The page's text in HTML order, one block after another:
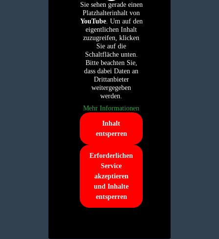
Sie sehen gerade einen
Platzhalterinhalt von
YouTube. Um auf den
eigentlichen Inhalt
zuzugreifen, klicken
Sie auf die
Schaltfläche unten.
Bitte beachten Sie,
dass dabei Daten an
Drittanbieter
weitergegeben
werden.
Mehr Informationen
Inhalt
entsperren
Erforderlichen
Service
akzeptieren
und Inhalte
entsperren